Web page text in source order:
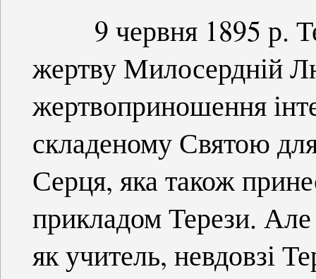
9 червня 1895 р.
жертву Милосердній
жертвоприношення
складеному Святою
Серця, яка також
прикладом Терези. Але
як учитель, невдовзі